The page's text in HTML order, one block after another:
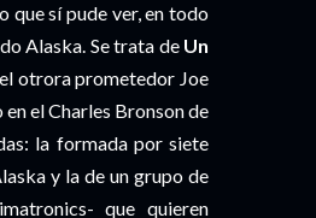
que sí pude ver, en todo
Alaska. Se trata de Un
otrora prometedor Joe
el Charles Bronson de
la formada por siete
y la de un grupo de
que quieren